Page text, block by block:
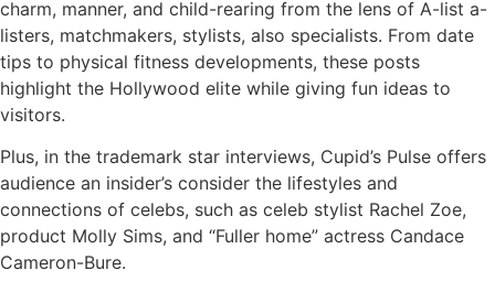
charm, manner, and child-rearing from the lens of A-list a-
listers, matchmakers, stylists, also specialists. From date
tips to physical fitness developments, these posts
highlight the Hollywood elite while giving fun ideas to
visitors.
Plus, in the trademark star interviews, Cupid’s Pulse offers
audience an insider’s consider the lifestyles and
connections of celebs, such as celeb stylist Rachel Zoe,
product Molly Sims, and “Fuller home” actress Candace
Cameron-Bure.